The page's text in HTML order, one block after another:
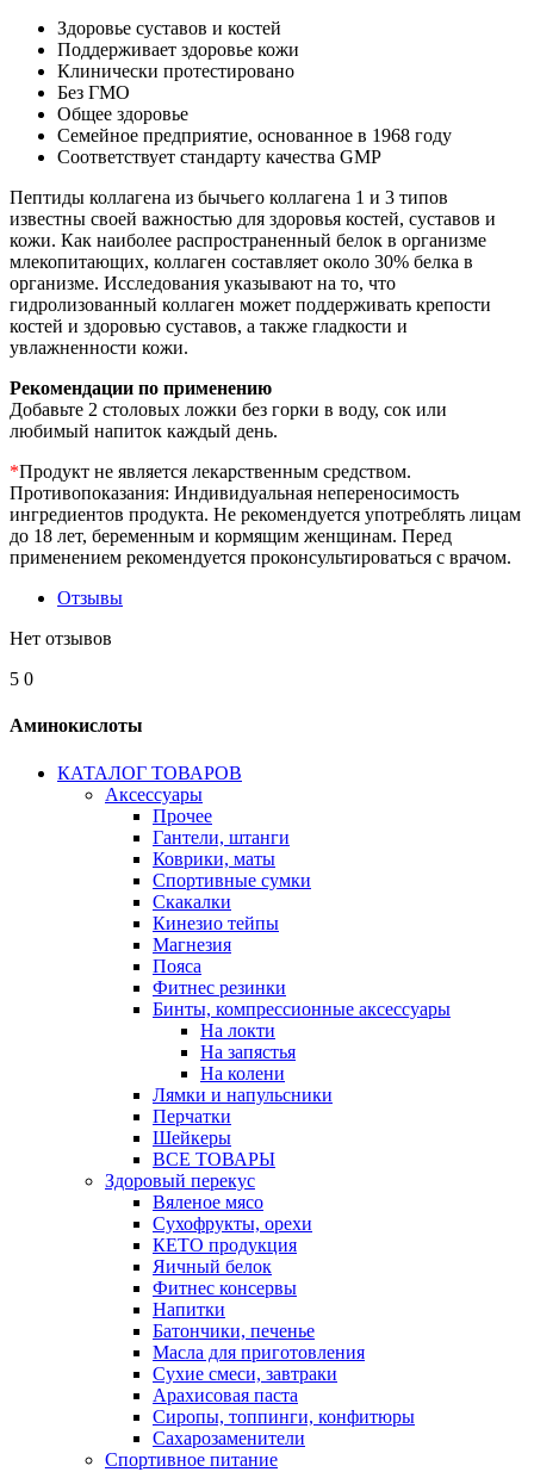
Здоровье суставов и костей
Поддерживает здоровье кожи
Клинически протестировано
Без ГМО
Общее здоровье
Семейное предприятие, основанное в 1968 году
Соответствует стандарту качества GMP
Пептиды коллагена из бычьего коллагена 1 и 3 типов
известны своей важностью для здоровья костей, суставов и
кожи. Как наиболее распространенный белок в организме
млекопитающих, коллаген составляет около 30% белка в
организме. Исследования указывают на то, что
гидролизованный коллаген может поддерживать крепости
костей и здоровью суставов, а также гладкости и
увлажненности кожи.
Рекомендации по применению
Добавьте 2 столовых ложки без горки в воду, сок или
любимый напиток каждый день.
*Продукт не является лекарственным средством.
Противопоказания: Индивидуальная непереносимость
ингредиентов продукта. Не рекомендуется употреблять лицам
до 18 лет, беременным и кормящим женщинам. Перед
применением рекомендуется проконсультироваться с врачом.
Отзывы
Нет отзывов
5 0
Аминокислоты
КАТАЛОГ ТОВАРОВ
Аксессуары
Прочее
Гантели, штанги
Коврики, маты
Спортивные сумки
Скакалки
Кинезио тейпы
Магнезия
Пояса
Фитнес резинки
Бинты, компрессионные аксессуары
На локти
На запястья
На колени
Лямки и напульсники
Перчатки
Шейкеры
ВСЕ ТОВАРЫ
Здоровый перекус
Вяленое мясо
Сухофрукты, орехи
КЕТО продукция
Яичный белок
Фитнес консервы
Напитки
Батончики, печенье
Масла для приготовления
Сухие смеси, завтраки
Арахисовая паста
Сиропы, топпинги, конфитюры
Сахарозаменители
Спортивное питание